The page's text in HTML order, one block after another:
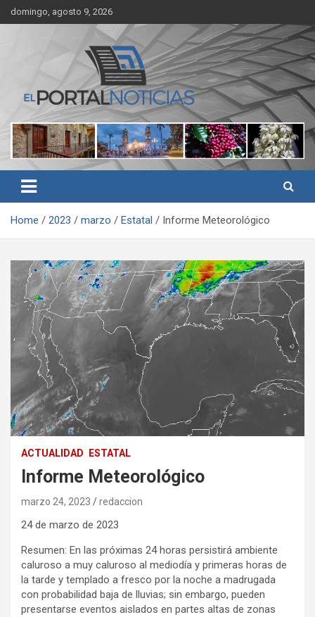
Skip
to
domingo, agosto 9, 2026
El Portal Noticias
Noticias de Córdoba, Veracruz y al región
Home 2023 marzo Estatal Informe Meteorológico
ACTUALIDAD ESTATAL
Informe Meteorológico
marzo 24, 2023 redaccion
24 de marzo de 2023
Resumen: En las próximas 24 horas persistirá ambiente
caluroso a muy caluroso al mediodía y primeras horas de
la tarde y templado a fresco por la noche a madrugada
con probabilidad baja de lluvias; sin embargo, pueden
presentarse eventos aislados en partes altas de zonas